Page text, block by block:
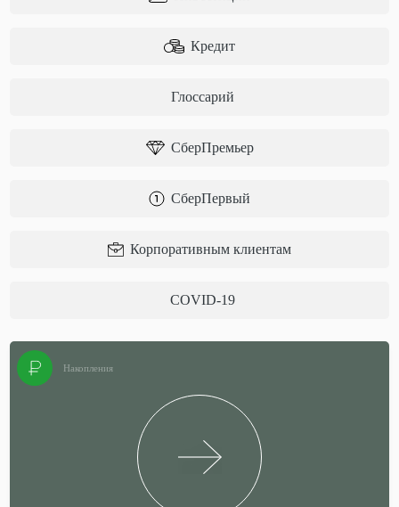
Кредит
Глоссарий
СберПремьер
СберПервый
Корпоративным клиентам
COVID-19
Накопления